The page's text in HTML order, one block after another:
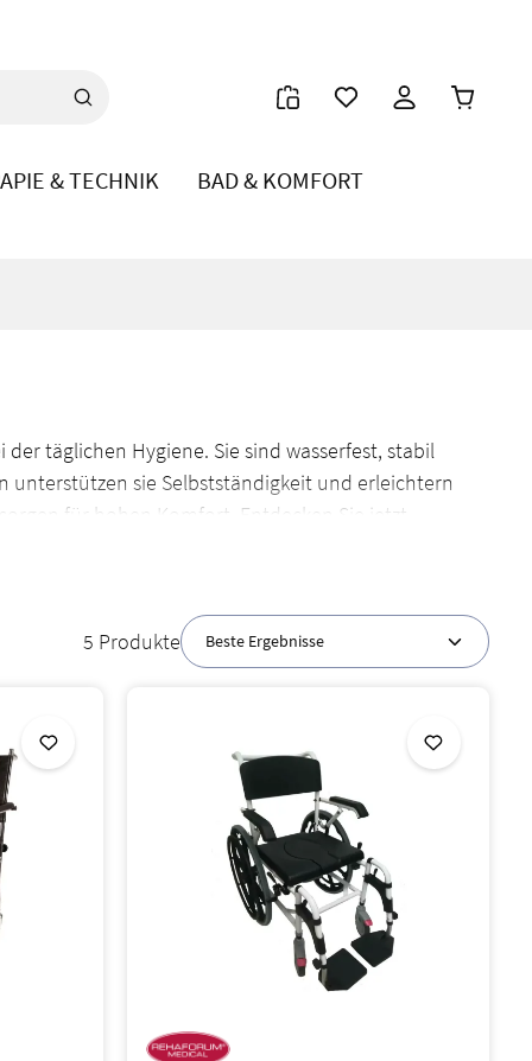
& TECHNIK BAD & KOMFORT
täglichen Hygiene. Sie sind wasserfest, stabil
unterstützen sie Selbstständigkeit und erleichtern
für hohen Komfort. Entdecken Sie jetzt
Sie das passende Modell für Ihre individuellen
5 Produkte